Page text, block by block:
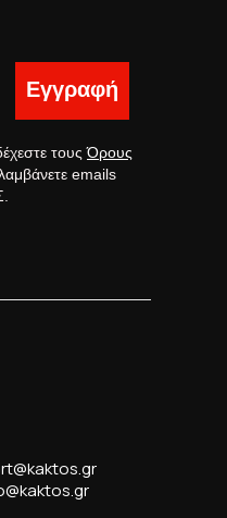
Εγγραφή
τουςΌρους
λαμβάνετε emails